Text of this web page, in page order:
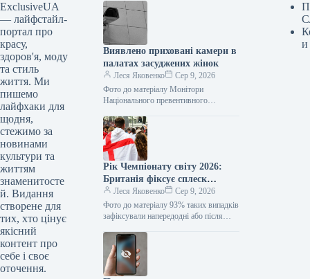
ExclusiveUA
— лайфстайл-
портал про
красу,
здоров'я, моду
та стиль
життя. Ми
пишемо
лайфхаки для
щодня,
стежимо за
новинами
культури та
життям
знаменитосте
й. Видання
створене для
тих, хто цінує
якісний
контент про
себе і своє
оточення.
Виявлено приховані камери в
палатах засуджених жінок
Леся Яковенко
Сер 9, 2026
Фото до матеріалу Монітори
Національного превентивного
відеоспостереження у медичних
палатах для засуджених жінок та тих,
хто…
Рік Чемпіонату світу 2026:
Британія фіксує сплеск
домашнього насильства
Леся Яковенко
Сер 9, 2026
Фото до матеріалу 93% таких випадків
зафіксували напередодні або після
Чемпіонату світу з футболу 2026…
и